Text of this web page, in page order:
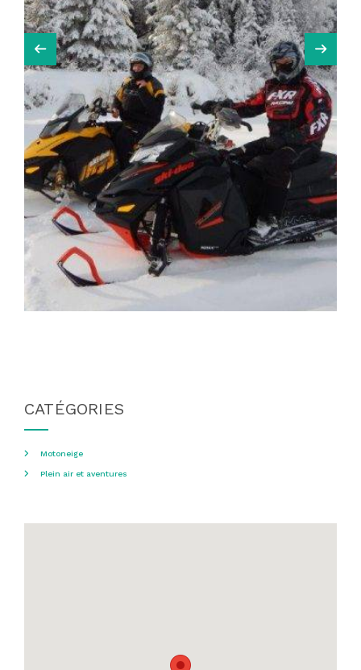
CATÉGORIES
Motoneige
Plein air et aventures